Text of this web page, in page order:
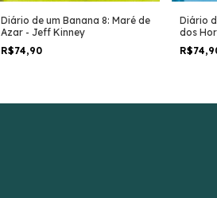
Diário de um Banana 8: Maré de
Azar - Jeff Kinney
R$74,90
Diário
dos